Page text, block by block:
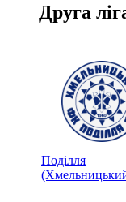
Друга
Поділля